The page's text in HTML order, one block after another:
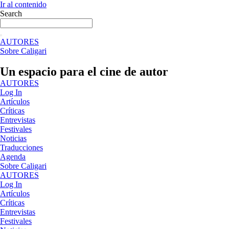
Ir al contenido
Search
AUTORES
Sobre Caligari
Un espacio para el cine de autor
AUTORES
Log In
Artículos
Críticas
Entrevistas
Festivales
Noticias
Traducciones
Agenda
Sobre Caligari
AUTORES
Log In
Artículos
Críticas
Entrevistas
Festivales